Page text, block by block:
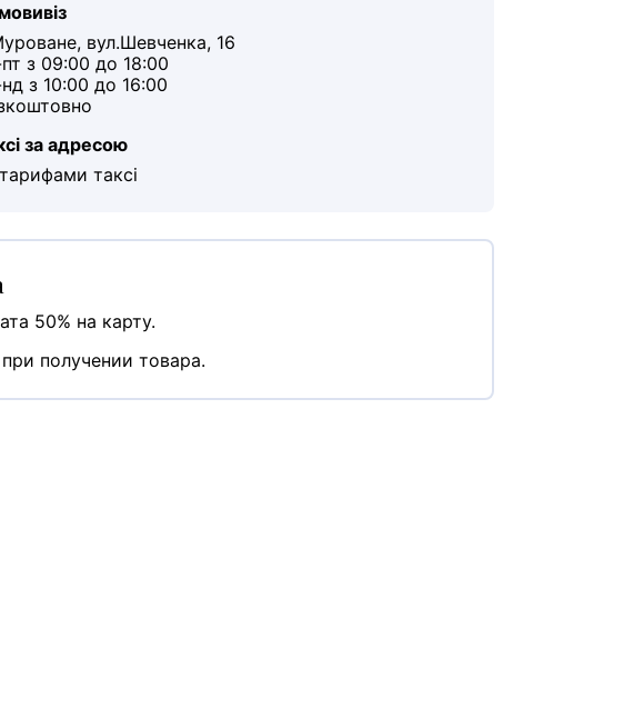
вул.Шевченка, 16
з 09:00 до 18:00
з 10:00 до 16:00
за адресою
таксі
50% на карту.
получении товара.